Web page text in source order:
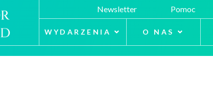
Newsletter Pomoc
WYDARZENIA O NAS